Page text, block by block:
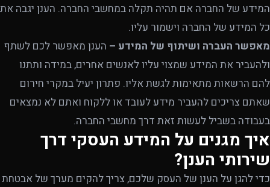
המידע של החברה אם תהיה תקלה במחשבי החברה. הענן יגבה את
כל המידע של החברה וישמור עליו.
מאפשר העברה ושיתוף של המידע – הענן מאפשר לכם לשתף
ולהעביר את המידע שמצוי עליו לאנשים אחרים, במידה ותתנו
להם הרשאות מתאימות לגשת אליו. פתרון יעיל במקרי חירום
שאתם צריכים להעביר מידע לעובד או ללקוח ואתם לא נמצאים
בעבודה בשביל לעשות זאת דרך מחשבי החברה.
איך מגנים על המידע העסקי דרך
שירותי הענן?
כדי להגן על הענן של העסק שלכם, צריך להקים מערך של אבטחת